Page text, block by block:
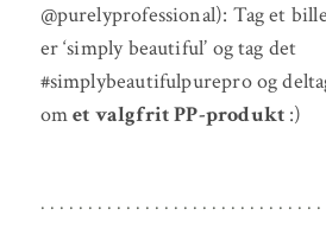
@purelyprofessional): Tag et
er ‘simply beautiful’ og tag det
#simplybeautifulpurepro og
omet valgfrit PP-produkt :)